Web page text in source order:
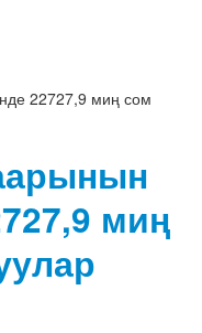
22727,9 миң сом
миң